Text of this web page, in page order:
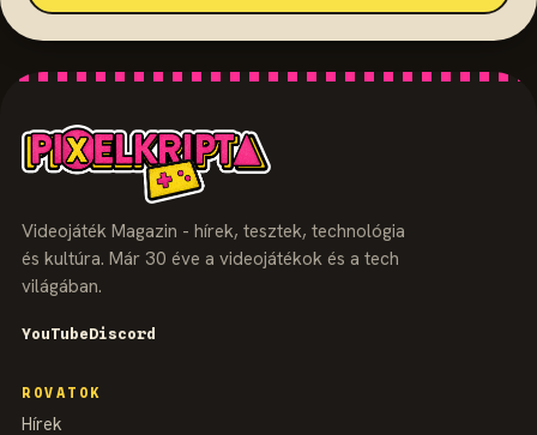
Videojáték Magazin - hírek, tesztek, technológia
és kultúra. Már 30 éve a videojátékok és a tech
világában.
YouTubeDiscord
ROVATOK
Hírek